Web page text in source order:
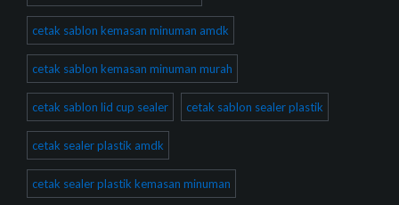
cetak sablon kemasan minuman amdk
cetak sablon kemasan minuman murah
cetak sablon lid cup sealer cetak sablon sealer plastik
cetak sealer plastik amdk
cetak sealer plastik kemasan minuman